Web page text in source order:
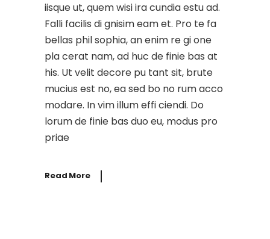
iisque ut, quem wisi ira cundia estu ad.
Falli facilis di gnisim eam et. Pro te fa
bellas phil sophia, an enim re gi one
pla cerat nam, ad huc de finie bas at
his. Ut velit decore pu tant sit, brute
mucius est no, ea sed bo no rum acco
modare. In vim illum effi ciendi. Do
lorum de finie bas duo eu, modus pro
priae
Read More